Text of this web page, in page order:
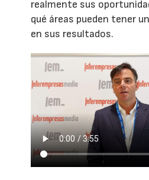
realmente sus
qué áreas pueden tener
en sus resultados.